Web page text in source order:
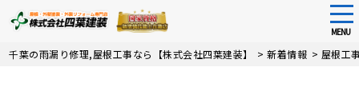
Skip
MENU
千葉の雨漏り修理,屋根工事なら【株式会社四葉建装】 >新着情報 > 屋根工